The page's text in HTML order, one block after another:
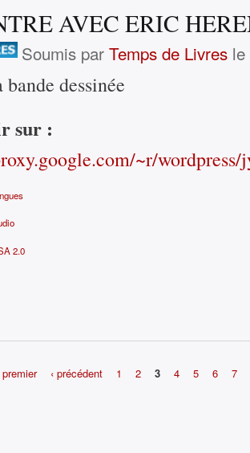
AVEC ERIC
Soumis parTemps de Livres
dessinée
sur :
~r/
2.0
premier ‹ précédent 1 2 3 4 5 6 7